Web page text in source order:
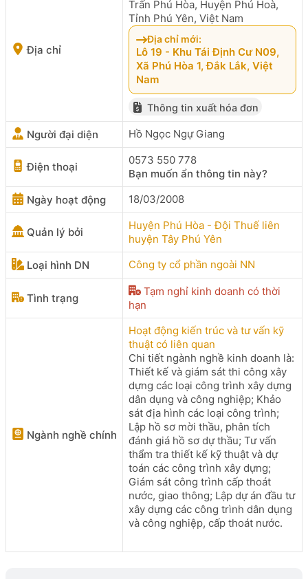
Địa chỉ
Trấn Phú Hòa, Huyện Phú Hoà,
Tỉnh Phú Yên, Việt Nam
Địa chỉ mới:
Lô 19 - Khu Tái Định Cư N09,
Xã Phú Hòa 1, Đắk Lắk, Việt
Nam
Thông tin xuất hóa đơn
Người đại diện Hồ Ngọc Ngự Giang
Điện thoại
0573 550 778
Bạn muốn ẩn thông tin này?
Ngày hoạt động
18/03/2008
Quản lý bởi
Huyện Phú Hòa - Đội Thuế liên
huyện Tây Phú Yên
Loại hình DN
Công ty cổ phần ngoài NN
Tình trạng
Tạm nghỉ kinh doanh có thời
hạn
Ngành nghề chính
Hoạt động kiến trúc và tư vấn kỹ
thuật có liên quan
Chi tiết ngành nghề kinh doanh là:
Thiết kế và giám sát thi công xây
dựng các loại công trình xây dựng
dân dụng và công nghiệp; Khảo
sát địa hình các loại công trình;
Lập hồ sơ mời thầu, phân tích
đánh giá hồ sơ dự thầu; Tư vấn
thẩm tra thiết kế kỹ thuật và dự
toán các công trình xây dựng;
Giám sát công trình cấp thoát
nước, giao thông; Lập dự án đầu tư
xây dựng các công trình dân dụng
và công nghiệp, cấp thoát nước.